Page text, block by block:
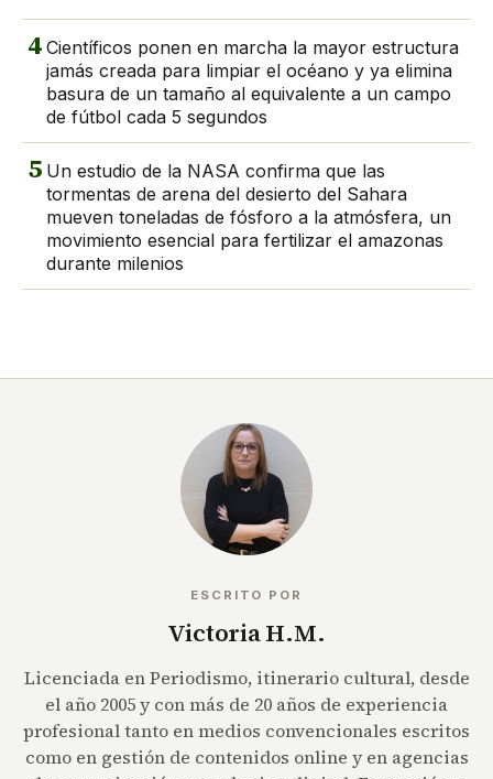
4 Científicos ponen en marcha la mayor estructura
jamás creada para limpiar el océano y ya elimina
basura de un tamaño al equivalente a un campo
de fútbol cada 5 segundos
5 Un estudio de la NASA confirma que las
tormentas de arena del desierto del Sahara
mueven toneladas de fósforo a la atmósfera, un
movimiento esencial para fertilizar el amazonas
durante milenios
ESCRITO POR
Victoria H.M.
Licenciada en Periodismo, itinerario cultural, desde
el año 2005 y con más de 20 años de experiencia
profesional tanto en medios convencionales escritos
como en gestión de contenidos online y en agencias